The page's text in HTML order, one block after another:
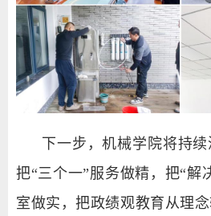
下一步，机械学院将持续
把“三个一”服务做精，把“解
室做实，把政绩观教育从理